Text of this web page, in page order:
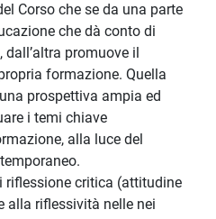
Corso che se da una parte
che dà conto di
promuove il
formazione. Quella
prospettiva ampia ed
i temi chiave
alla luce del
riflessione critica (attitudine
alla riflessività nelle nei